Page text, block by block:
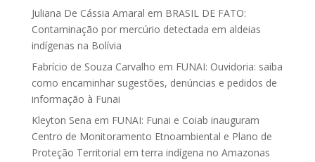
Juliana De Cássia Amaral em BRASIL DE FATO:
Contaminação por mercúrio detectada em aldeias
indígenas na Bolívia
Fabrício de Souza Carvalho em FUNAI: Ouvidoria: saiba
como encaminhar sugestões, denúncias e pedidos de
informação à Funai
Kleyton Sena em FUNAI: Funai e Coiab inauguram
Centro de Monitoramento Etnoambiental e Plano de
Proteção Territorial em terra indígena no Amazonas